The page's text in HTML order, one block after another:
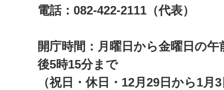
電話：082-422-2111（代表）
開庁時間：月曜日から金曜日の午
後5時15分まで
（祝日・休日・12月29日から1月